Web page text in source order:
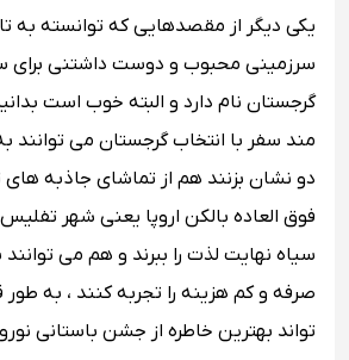
یکی دیگر از مقصدهایی که توانسته به
سرزمینی محبوب و دوست داشتنی برای
گرجستان نام دارد و البته خوب است
مند سفر با انتخاب گرجستان می توانند
دو نشان بزنند هم از تماشای جاذبه
فوق العاده بالکن اروپا یعنی شهر
سیاه نهایت لذت را ببرند و هم می
صرفه و کم هزینه را تجربه کنند ، به
تواند بهترین خاطره از جشن باستانی